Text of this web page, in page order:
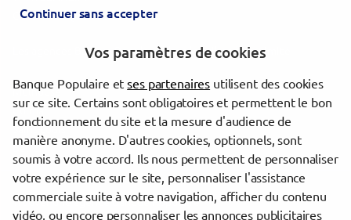
COLMAR BQ PRIVEE
Les agences Banque Populaire dans les villes à proximité
Mulhouse
Colmar
Saint-Louis
Belfort
Trouver une agence Banque Populaire
Continuer sans accepter
Vos paramètres de cookies
Banque Populaire etses partenaires utilisent des cookies
sur ce site. Certains sont obligatoires et permettent le bon
fonctionnement du site et la mesure d'audience de
manière anonyme. D'autres cookies, optionnels, sont
soumis à votre accord. Ils nous permettent de personnaliser
votre expérience sur le site, personnaliser l'assistance
commerciale suite à votre navigation, afficher du contenu
vidéo, ou encore personnaliser les annonces publicitaires